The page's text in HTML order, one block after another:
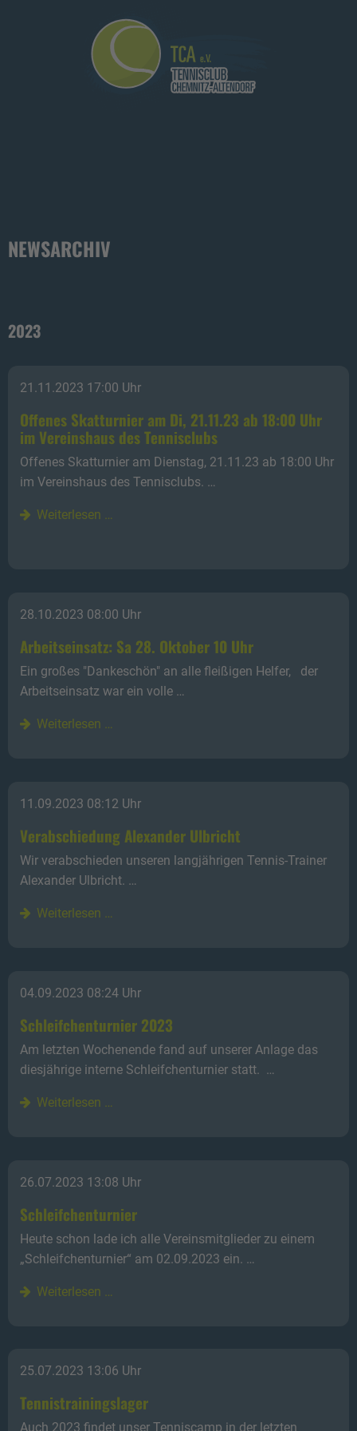
NEWSARCHIV
2023
21.11.2023 17:00 Uhr
Offenes Skatturnier am Di, 21.11.23 ab 18:00 Uhr
im Vereinshaus des Tennisclubs
Offenes Skatturnier am Dienstag, 21.11.23 ab 18:00 Uhr
im Vereinshaus des Tennisclubs. …
Weiterlesen …
28.10.2023 08:00 Uhr
Arbeitseinsatz: Sa 28. Oktober 10 Uhr
Ein großes "Dankeschön" an alle fleißigen Helfer, der
Arbeitseinsatz war ein volle …
Weiterlesen …
11.09.2023 08:12 Uhr
Verabschiedung Alexander Ulbricht
Wir verabschieden unseren langjährigen Tennis-Trainer
Alexander Ulbricht. …
Weiterlesen …
04.09.2023 08:24 Uhr
Schleifchenturnier 2023
Am letzten Wochenende fand auf unserer Anlage das
diesjährige interne Schleifchenturnier statt. …
Weiterlesen …
26.07.2023 13:08 Uhr
Schleifchenturnier
Heute schon lade ich alle Vereinsmitglieder zu einem
„Schleifchenturnier“ am 02.09.2023 ein. …
Weiterlesen …
25.07.2023 13:06 Uhr
Tennistrainingslager
Auch 2023 findet unser Tenniscamp in der letzten